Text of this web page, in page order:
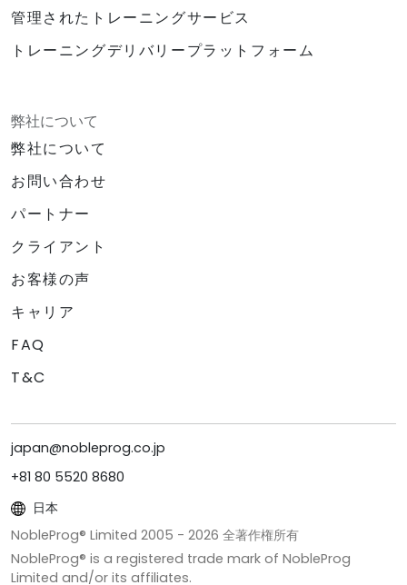
管理されたトレーニングサービス
トレーニングデリバリープラットフォーム
弊社について
弊社について
お問い合わせ
パートナー
クライアント
お客様の声
キャリア
FAQ
T&C
japan@nobleprog.co.jp
+81 80 5520 8680
日本
NobleProg® Limited 2005 - 2026 全著作権所有
NobleProg® is a registered trade mark of NobleProg
Limited and/or its affiliates.